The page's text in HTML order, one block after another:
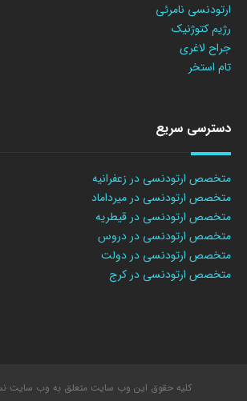
ارتودنسی نامرئی
رژیم کتوژنیک
جراح لاغری
تام استخر
دسترسی سریع
متخصص ارتودنسی در زعفرانیه
متخصص ارتودنسی در میرداماد
متخصص ارتودنسی در قیطریه
متخصص ارتودنسی در دروس
متخصص ارتودنسی در دولت
متخصص ارتودنسی در کرج
کلیه حقوق این وب سایت متعلق به وب سایت